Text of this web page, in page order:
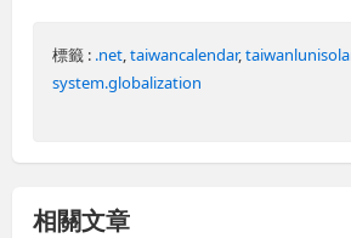
標籤 : .net ,taiwancalendar,
system.globalization
相關文章